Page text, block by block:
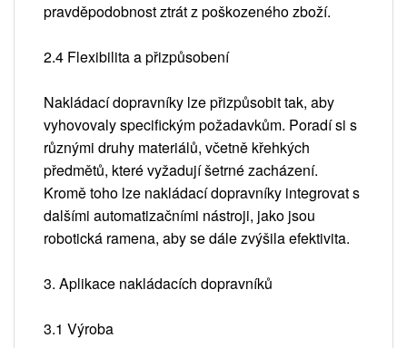
pravděpodobnost ztrát z poškozeného zboží.
2.4 Flexibilita a přizpůsobení
Nakládací dopravníky lze přizpůsobit tak, aby
vyhovovaly specifickým požadavkům. Poradí si s
různými druhy materiálů, včetně křehkých
předmětů, které vyžadují šetrné zacházení.
Kromě toho lze nakládací dopravníky integrovat s
dalšími automatizačními nástroji, jako jsou
robotická ramena, aby se dále zvýšila efektivita.
3. Aplikace nakládacích dopravníků
3.1 Výroba